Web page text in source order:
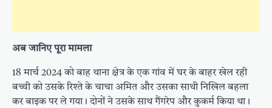
अब जानिए पूरा मामला
18 मार्च 2024 को बाह थाना क्षेत्र के एक गांव में घर के बाहर खेल रही
बच्ची को उसके रिश्ते के चाचा अमित और उसका साथी निखिल बहला
कर बाइक पर ले गया। दोनों ने उसके साथ गैंगरेप और कुकर्म किया था।